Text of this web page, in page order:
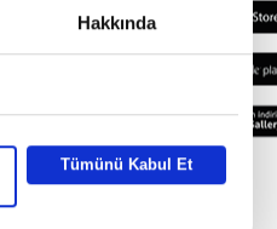
Hakkında
Tümünü Kabul Et